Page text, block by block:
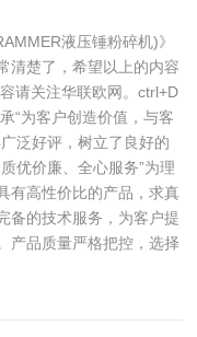
液压锤粉碎机)》
清楚了，希望以上的内容
请关注华联欧网。ctrl+D
“为客户创造价值，与客
泛好评，树立了良好的
优价廉、全心服务”为理
有高性价比的产品，求真
备的技术服务，为客户提
产品质量严格把控，选择